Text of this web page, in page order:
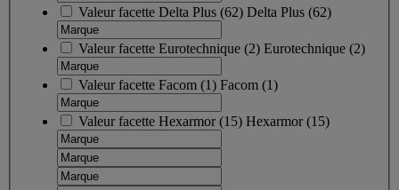
Valeur facette Delta Plus (62) Delta Plus (62)
Valeur facette Eurotechnique (2) Eurotechnique (2)
Valeur facette Facom (1) Facom (1)
Valeur facette Hexarmor(15) Hexarmor(15)